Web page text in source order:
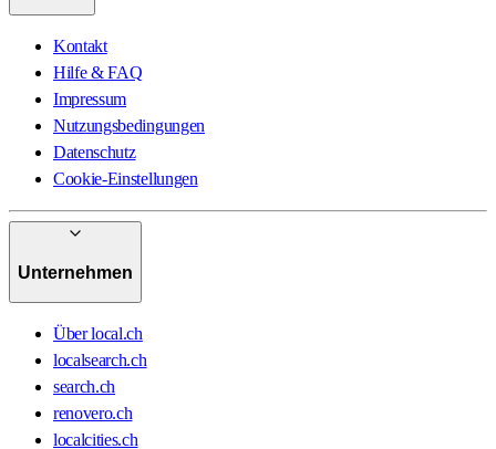
Kontakt
Hilfe & FAQ
Impressum
Nutzungsbedingungen
Datenschutz
Cookie-Einstellungen
Unternehmen
Über local.ch
localsearch.ch
search.ch
renovero.ch
localcities.ch